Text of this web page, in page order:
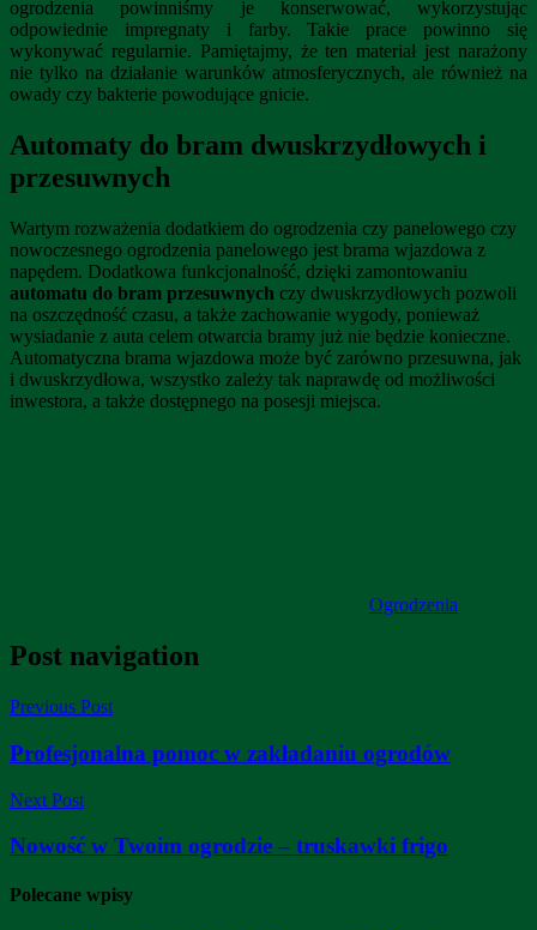
ogrodzenia powinniśmy je konserwować, wykorzystując
odpowiednie impregnaty i farby. Takie prace powinno się
wykonywać regularnie. Pamiętajmy, że ten materiał jest narażony
nie tylko na działanie warunków atmosferycznych, ale również na
owady czy bakterie powodujące gnicie.
Automaty do bram dwuskrzydłowych i
przesuwnych
Wartym rozważenia dodatkiem do ogrodzenia czy panelowego czy
nowoczesnego ogrodzenia panelowego jest brama wjazdowa z
napędem. Dodatkowa funkcjonalność, dzięki zamontowaniu
automatu do bram przesuwnych czy dwuskrzydłowych pozwoli
na oszczędność czasu, a także zachowanie wygody, ponieważ
wysiadanie z auta celem otwarcia bramy już nie będzie konieczne.
Automatyczna brama wjazdowa może być zarówno przesuwna, jak
i dwuskrzydłowa, wszystko zależy tak naprawdę od możliwości
inwestora, a także dostępnego na posesji miejsca.
Ogrodzenia
Post navigation
Previous Post
Profesjonalna pomoc w zakładaniu ogrodów
Next Post
Nowość w Twoim ogrodzie – truskawki frigo
Polecane wpisy